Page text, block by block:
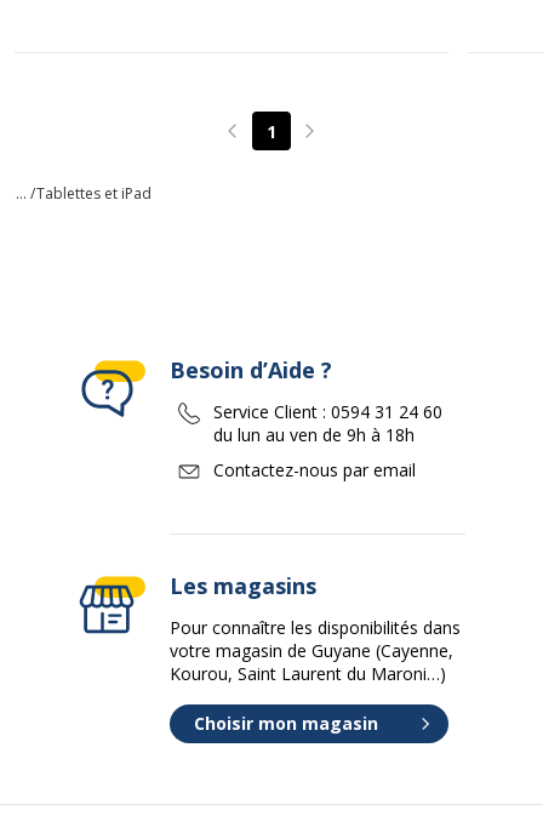
Page précédente
1 Page suivante
... /Tablettes et iPad
Besoin d’Aide ?
Service Client : 0594 31 24 60
du lun au ven de 9h à 18h
Contactez-nous par email
Les magasins
Pour connaître les disponibilités dans
votre magasin de Guyane (Cayenne,
Kourou, Saint Laurent du Maroni…)
Choisir mon magasin